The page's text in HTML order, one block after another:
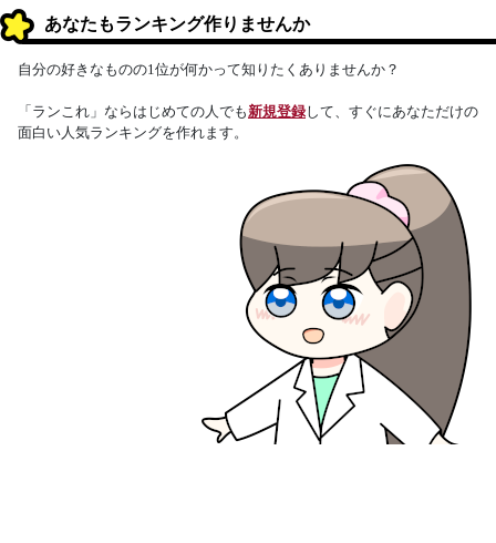
あなたもランキング作りませんか
自分の好きなものの1位が何かって知りたくありませんか？
「ランこれ」ならはじめての人でも新規登録して、すぐにあなただけの
面白い人気ランキングを作れます。